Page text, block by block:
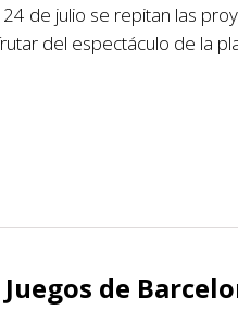
de julio se repitan las
del espectáculo de la
de